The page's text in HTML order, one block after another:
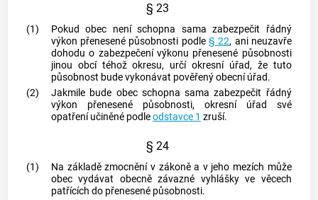
§ 23
(1) Pokudobec není schopna sama zabezpečit řádný
výkon přenesené působnosti podle § 22, ani neuzavře
dohodu o zabezpečení výkonu přenesené působnosti
jinou obcítéhož okresu, určí okresní úřad, že tuto
působnost bude vykonávat pověřený obecní úřad.
(2)
Jakmile bude obecschopna sama zabezpečit řádný
výkon přenesené působnosti, okresní úřad své
opatření učiněné podleodstavce 1 zruší.
§ 24
(1)
Na základě zmocnění v zákoně a v jeho mezích může
obecvydávat obecně závazné vyhlášky ve věcech
patřících do přenesené působnosti.